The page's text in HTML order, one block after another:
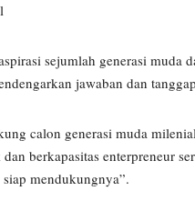
sejumlah generasi
jawaban dan
calon generasi muda
berkapasitas enterpreneur
mendukungnya”.